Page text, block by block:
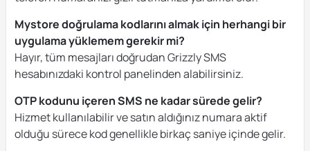
Mystore doğrulama kodlarını almak için herhangi bir
uygulama yüklemem gerekir mi?
Hayır, tüm mesajları doğrudan Grizzly SMS
hesabınızdaki kontrol panelinden alabilirsiniz.
OTP kodunu içeren SMS ne kadar sürede gelir?
Hizmet kullanılabilir ve satın aldığınız numara aktif
olduğu sürece kod genellikle birkaç saniye içinde gelir.